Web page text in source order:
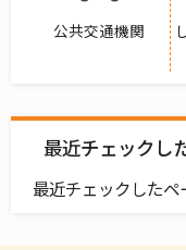
公共交通機関
最近チェックし
最近チェックしたペ